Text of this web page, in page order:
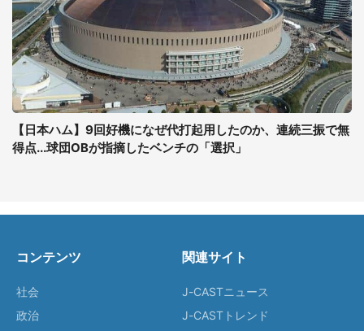
【日本ハム】9回好機になぜ代打起用したのか、連続三振で無
得点...球団OBが指摘したベンチの「選択」
コンテンツ
社会
政治
関連サイト
J-CASTニュース
J-CASTトレンド